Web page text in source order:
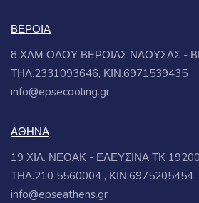
ΒΕΡΟΙΑ
8 ΧΛΜ ΟΔΟΥ ΒΕΡΟΙΑΣ ΝΑΟΥΣΑΣ -
ΤΗΛ.2331093646, ΚΙΝ.6971539435
info@epsecooling.gr
ΑΘΗΝΑ
19 ΧΙΛ. ΝΕΟΑΚ - ΕΛΕΥΣΙΝΑ ΤΚ 19200
ΤΗΛ.210 5560004 , ΚΙΝ.6975205454
info@epseathens.gr